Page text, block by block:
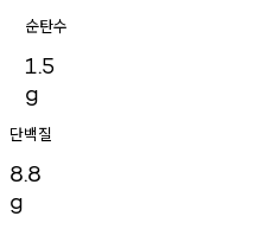
순탄수
1.5
g
단백질
8.8
g